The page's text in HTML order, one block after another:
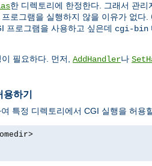
한 디렉토리에 한정한다. 그래서 관
로그램을 실행하지 않을 이유가 없다.
프로그램을 사용하고 싶은데 cgi-bin
필요하다. 먼저, AddHandler나
하기
특정 디렉토리에서 CGI 실행을 허용